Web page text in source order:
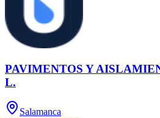
PAVIMENTOS Y
L.
Salamanca